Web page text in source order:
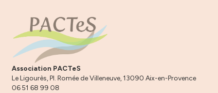
Association PACTeS
Le Ligourès, Pl. Romée de Villeneuve, 13090 Aix-en-Provence
06 51 68 99 08